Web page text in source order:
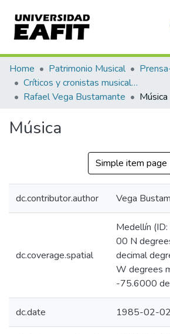
Communities & Collections
All of DSpace
Home Patrimonio Musical
Críticos y cronistas musicales
Rafael Vega Bustamante
Música
Música
Simple item page
dc.contributor.author Vega
dc.coverage.spatial
Medellín
00 N
decimal
W degrees
-75.6000
dc.date 1985-02-02